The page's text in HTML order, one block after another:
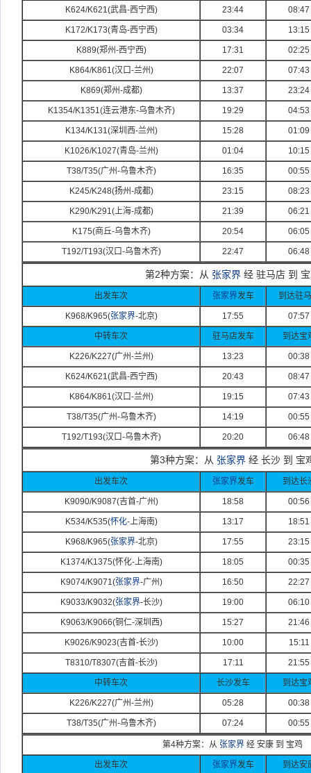
K624/K621(武昌-西宁西) 23:44 08:47
K172/K173(青岛-西宁西) 03:34 13:15
K889(郑州-西宁西) 17:31 02:25
K864/K861(汉口-兰州) 22:07 07:43
K869(郑州-成都) 13:37 23:24
K1354/K1351(连云港东-乌鲁木齐) 19:29 04:53
K134/K131(深圳西-兰州) 15:28 01:09
K1026/K1027(青岛-兰州) 01:04 10:15
T38/T35(广州-乌鲁木齐) 16:35 00:55
K245/K248(扬州-成都) 23:15 08:23
K290/K291(上海-成都) 21:39 06:21
K175(商丘-乌鲁木齐) 20:54 06:05
T192/T193(汉口-乌鲁木齐) 22:47 06:48
第2种方案：从 张家界 经 驻马店 到
出发车次 张家界发车 到达驻
K968/K965(张家界-北京) 17:55 07:57
中转车次 驻马店发车 到达宝
K226/K227(广州-兰州) 13:23 00:38
K624/K621(武昌-西宁西) 20:43 08:47
K864/K861(汉口-兰州) 19:15 07:43
T38/T35(广州-乌鲁木齐) 14:19 00:55
T192/T193(汉口-乌鲁木齐) 20:20 06:48
第3种方案：从 张家界 经 长沙 到 宝
出发车次 张家界发车 到达长
K9090/K9087(吉首-广州) 18:58 00:56
K534/K535(怀化-上海南) 13:17 18:51
K968/K965(张家界-北京) 17:55 23:15
K1374/K1375(怀化-上海南) 18:05 00:35
K9074/K9071(张家界-广州) 16:50 22:27
K9033/K9032(张家界-长沙) 19:00 06:10
K9063/K9066(铜仁-深圳西) 15:27 21:46
K9026/K9023(吉首-长沙) 10:00 15:11
T8310/T8307(吉首-长沙) 17:11 21:55
中转车次 长沙发车 到达宝
K226/K227(广州-兰州) 05:28 00:38
T38/T35(广州-乌鲁木齐) 07:24 00:55
第4种方案：从 张家界 经 安康 到 宝鸡
出发车次 张家界发车 到达安